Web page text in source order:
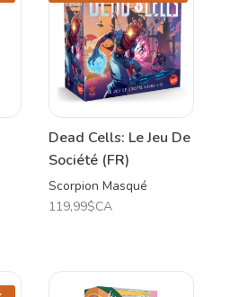
Dead Cells: Le Jeu De
Société (FR)
Scorpion Masqué
119,99$CA